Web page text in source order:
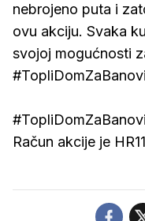
nebrojeno puta i
ovu akciju. Svaka
svojoj mogućnosti
Račun akcije je